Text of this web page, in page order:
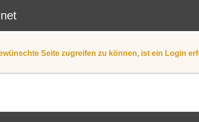
Seite zugreifen zu können, ist ein Login